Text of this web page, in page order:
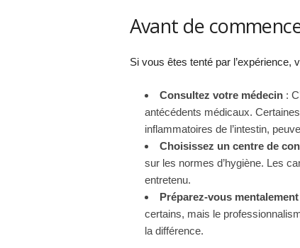
Avant de
Si vous êtes tenté par l’expérience,
Consultez votre médecin:
antécédents médicaux.
inflammatoires de l’intestin,
Choisissez un centre de
sur les normes d’hygiène. Les
entretenu.
Préparez-vous mentalement
certains, mais le
la différence.